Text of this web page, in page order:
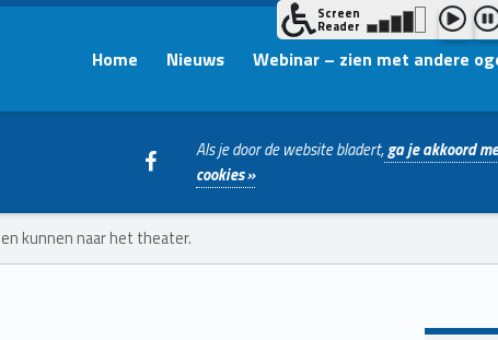
Home Nieuws Webinar – zien met andere
WebMan on FacebookAls je door de website bladert,ga je akkoord
cookies »
kunnen naar het theater.